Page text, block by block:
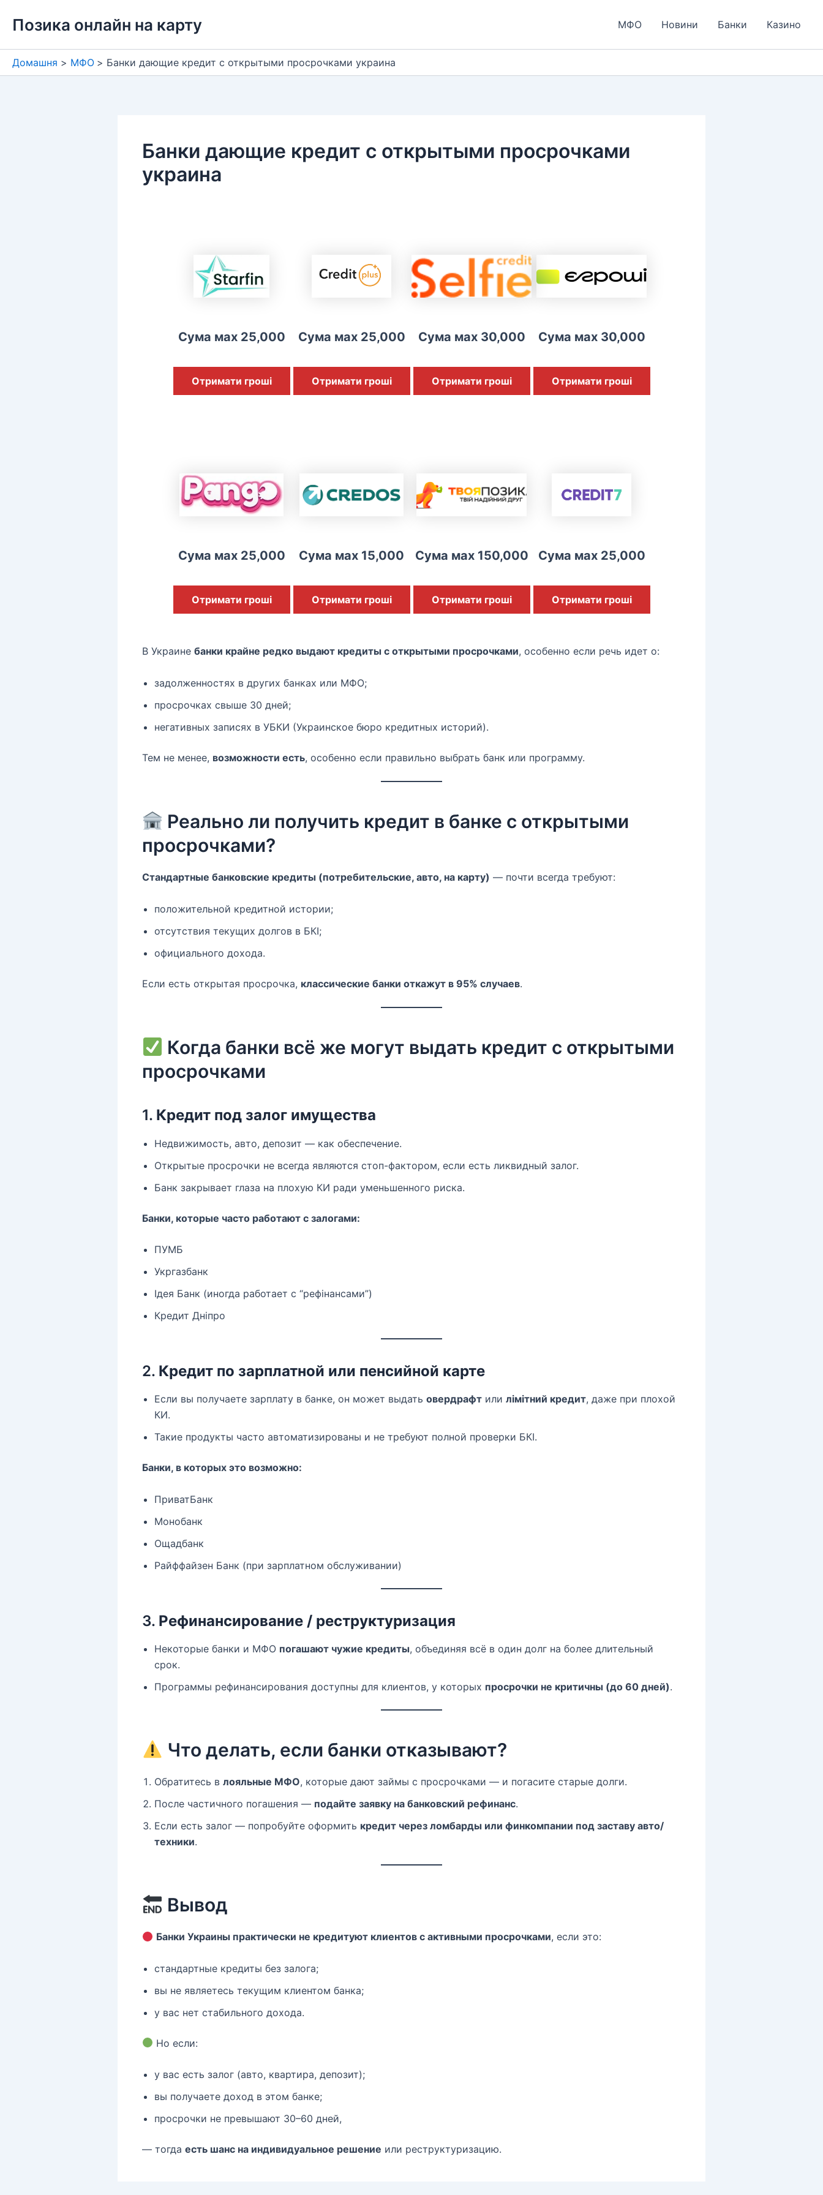
Позика онлайн на карту МФО Новини Банки Казино
Домашня МФО Банки дающие кредит с открытыми просрочками украина
Банки дающие кредит с открытыми просрочками
украина
Сума мах 25,000
Отримати гроші
Сума мах 25,000
Отримати гроші
Сума мах 30,000
Отримати гроші
Сума мах 30,000
Отримати гроші
Сума мах 25,000
Отримати гроші
Сума мах 15,000
Отримати гроші
Сума мах 150,000
Отримати гроші
Сума мах 25,000
Отримати гроші
В Украине банки крайне редко выдают кредиты с открытыми просрочками, особенно если речь идет о:
задолженностях в других банках или МФО;
просрочках свыше 30 дней;
негативных записях в УБКИ (Украинское бюро кредитных историй).
Тем не менее, возможности есть, особенно если правильно выбрать банк или программу.
Реально ли получить кредит в банке с открытыми
просрочками?
Стандартные банковские кредиты (потребительские, авто, на карту) — почти всегда требуют:
положительной кредитной истории;
отсутствия текущих долгов в БКІ;
официального дохода.
Если есть открытая просрочка, классические банки откажут в 95% случаев.
Когда банки всё же могут выдать кредит с открытыми
просрочками
1. Кредит под залог имущества
Недвижимость, авто, депозит — как обеспечение.
Открытые просрочки не всегда являются стоп-фактором, если есть ликвидный залог.
Банк закрывает глаза на плохую КИ ради уменьшенного риска.
Банки, которые часто работают с залогами:
ПУМБ
Укргазбанк
Ідея Банк (иногда работает с “рефінансами”)
Кредит Дніпро
2. Кредит по зарплатной или пенсийной карте
Если вы получаете зарплату в банке, он может выдать овердрафт или лімітний кредит, даже при плохой
КИ.
Такие продукты часто автоматизированы и не требуют полной проверки БКІ.
Банки, в которых это возможно:
ПриватБанк
Монобанк
Ощадбанк
Райффайзен Банк (при зарплатном обслуживании)
3. Рефинансирование / реструктуризация
Некоторые банки и МФО погашают чужие кредиты, объединяя всё в один долг на более длительный
срок.
Программы рефинансирования доступны для клиентов, у которых просрочки не критичны (до 60 дней).
Что делать, если банки отказывают?
Обратитесь в лояльные МФО, которые дают займы с просрочками — и погасите старые долги.
После частичного погашения — подайте заявку на банковский рефинанс.
Если есть залог — попробуйте оформить кредит через ломбарды или финкомпании под заставу авто/
техники.
Вывод
Банки Украины практически не кредитуют клиентов с активными просрочками, если это:
стандартные кредиты без залога;
вы не являетесь текущим клиентом банка;
у вас нет стабильного дохода.
Но если:
у вас есть залог (авто, квартира, депозит);
вы получаете доход в этом банке;
просрочки не превышают 30–60 дней,
— тогда есть шанс на индивидуальное решение или реструктуризацию.